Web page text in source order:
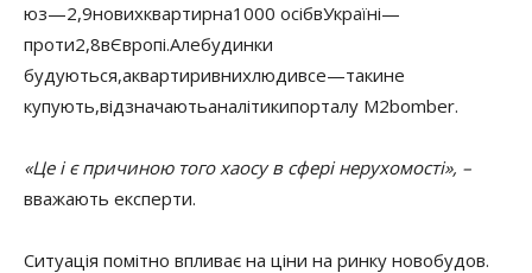
юз—2,9новихквартирна1000 осібвУкраїні—
проти2,8вЄвропі.Алебудинки
будуються,аквартиривнихлюдивсе—такине
купують,відзначаютьаналітикипорталу M2bomber.
«Це і є причиною того хаосу в сфері нерухомості», –
вважають експерти.
Ситуація помітно впливає на ціни на ринку новобудов.